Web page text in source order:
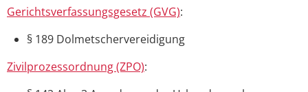
Gerichtsverfassungsgesetz (GVG):
§ 189 Dolmetschervereidigung
Zivilprozessordnung (ZPO):